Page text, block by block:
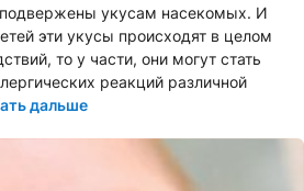
подвержены укусам насекомых. И
эти укусы происходят в целом
то у части, они могут стать
реакций различной
дальше